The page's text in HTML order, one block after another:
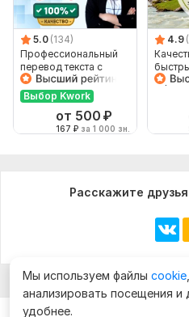
5.0 (134)
Профессиональный
перевод текста с
английского языка на
русский
Выбор Kwork
от 500 ₽
167 ₽ за 1 000 зн.
4.9
Расскажите
Мы используем файлы cookie
анализировать посещения и
удобнее.